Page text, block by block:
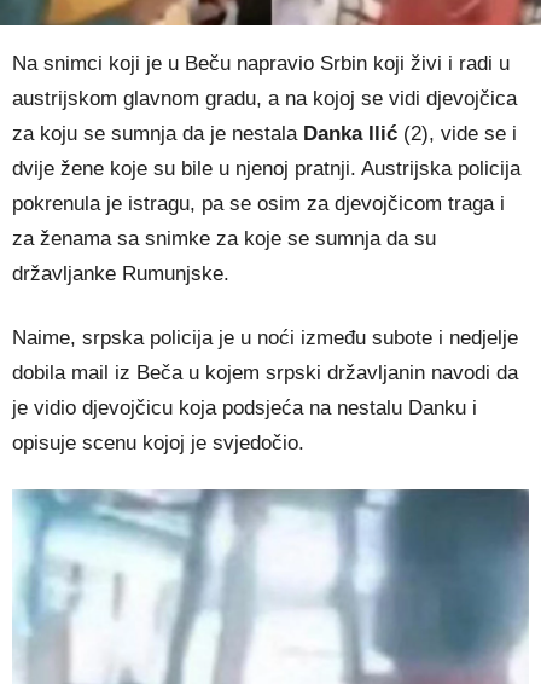
Na snimci koji je u Beču napravio Srbin koji živi i radi u
austrijskom glavnom gradu, a na kojoj se vidi djevojčica
za koju se sumnja da je nestala Danka Ilić (2), vide se i
dvije žene koje su bile u njenoj pratnji. Austrijska policija
pokrenula je istragu, pa se osim za djevojčicom traga i
za ženama sa snimke za koje se sumnja da su
državljanke Rumunjske.
Naime, srpska policija je u noći između subote i nedjelje
dobila mail iz Beča u kojem srpski državljanin navodi da
je vidio djevojčicu koja podsjeća na nestalu Danku i
opisuje scenu kojoj je svjedočio.